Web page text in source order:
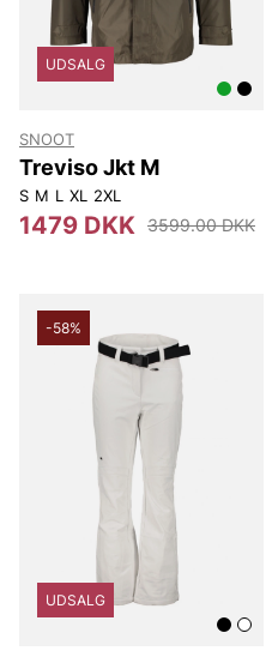
UDSALG
SNOOT
Treviso Jkt M
S M L XL 2XL
1479 DKK 3599.00 DKK
-58%
UDSALG